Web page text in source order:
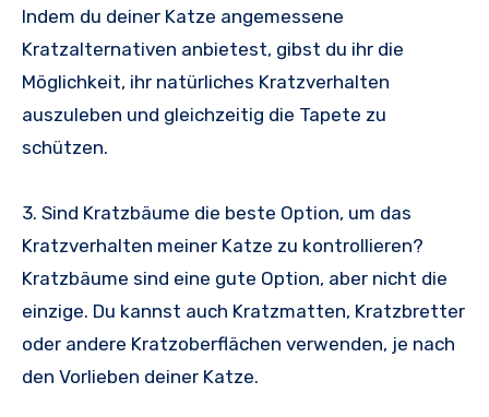
Indem du deiner Katze angemessene
Kratzalternativen anbietest, gibst du ihr die
Möglichkeit, ihr natürliches Kratzverhalten
auszuleben und gleichzeitig die Tapete zu
schützen.
3. Sind Kratzbäume die beste Option, um das
Kratzverhalten meiner Katze zu kontrollieren?
Kratzbäume sind eine gute Option, aber nicht die
einzige. Du kannst auch Kratzmatten, Kratzbretter
oder andere Kratzoberflächen verwenden, je nach
den Vorlieben deiner Katze.